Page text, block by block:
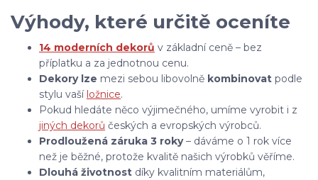
Výhody, které určitě oceníte
14 moderních dekorů v základní ceně – bez
příplatku a za jednotnou cenu.
Dekory lze mezi sebou libovolně kombinovat podle
stylu vaší ložnice.
Pokud hledáte něco výjimečného, umíme vyrobit i z
jiných dekorů českých a evropských výrobců.
Prodloužená záruka 3 roky– dáváme o 1 rok více
než je běžné, protože kvalitě našich výrobků věříme.
Dlouhá životnost díky kvalitním materiálům,